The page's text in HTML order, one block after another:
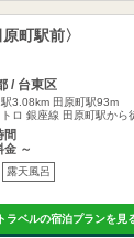
町駅前〉
/ 台東区
3.08km 田原町駅93m
ロ 銀座線 田原町駅から
間
金 ～
露天風呂
ラベルの宿泊プランを見